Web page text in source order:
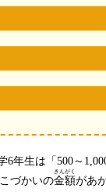
年生は「500～
づかいの金額
きんがく
があ